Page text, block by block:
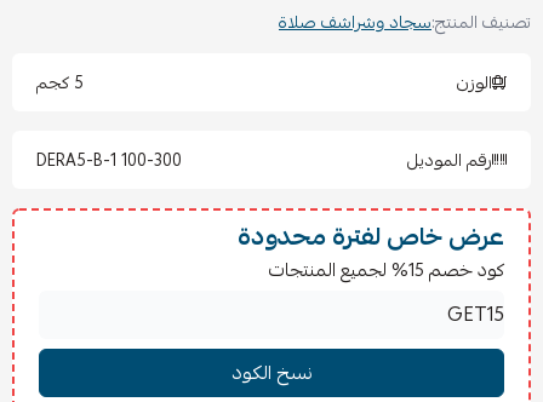
والمجالس).
الطباعة:
الصنع: صيني.
سجاد عملي وسهل التنظيف.
يدوم لفترة طويلة بفضل خامته الثقيلة.
يضيف لمسة فاخرة لديكور المنزل.
تصنيف المنتج:سجاد وشراشف صلاة
الوزن
5 كجم
رقم الموديل DERA5-B-1 100-300
عرض خاص لفترة محدودة
كود خصم 15% لجميع المنتجات